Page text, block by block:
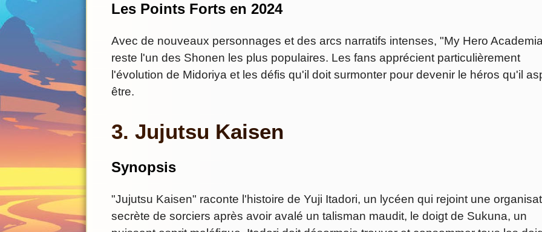
Les Points Forts en 2024
Avec de nouveaux personnages et des arcs narratifs intenses, "My Hero
reste l'un des Shonen les plus populaires. Les fans apprécient particulièrement
l'évolution de Midoriya et les défis qu'il doit surmonter pour devenir le héros qu'il
être.
3. Jujutsu Kaisen
Synopsis
"Jujutsu Kaisen" raconte l'histoire de Yuji Itadori, un lycéen qui rejoint une
secrète de sorciers après avoir avalé un talisman maudit, le doigt de Sukuna, un